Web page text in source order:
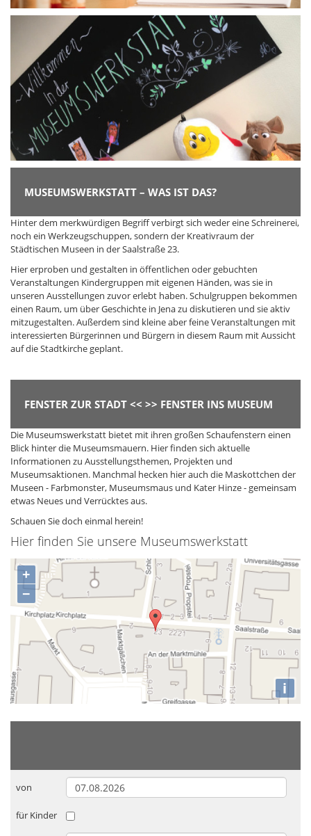
MUSEUMSWERKSTATT – WAS IST DAS?
Hinter dem merkwürdigen Begriff verbirgt sich weder eine Schreinerei,
noch ein Werkzeugschuppen, sondern der Kreativraum der
Städtischen Museen in der Saalstraße 23.
Hier erproben und gestalten in öffentlichen oder gebuchten
Veranstaltungen Kindergruppen mit eigenen Händen, was sie in
unseren Ausstellungen zuvor erlebt haben. Schulgruppen bekommen
einen Raum, um über Geschichte in Jena zu diskutieren und sie aktiv
mitzugestalten. Außerdem sind kleine aber feine Veranstaltungen mit
interessierten Bürgerinnen und Bürgern in diesem Raum mit Aussicht
auf die Stadtkirche geplant.
FENSTER ZUR STADT << >> FENSTER INS MUSEUM
Die Museumswerkstatt bietet mit ihren großen Schaufenstern einen
Blick hinter die Museumsmauern. Hier finden sich aktuelle
Informationen zu Ausstellungsthemen, Projekten und
Museumsaktionen. Manchmal hecken hier auch die Maskottchen der
Museen - Farbmonster, Museumsmaus und Kater Hinze - gemeinsam
etwas Neues und Verrücktes aus.
Schauen Sie doch einmal herein!
Hier finden Sie unsere Museumswerkstatt
+
−
i
von
für Kinder